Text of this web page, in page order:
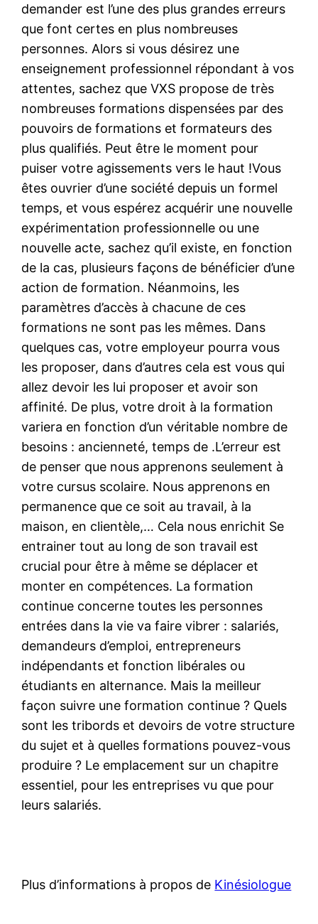
demander est l’une des plus grandes erreurs
que font certes en plus nombreuses
personnes. Alors si vous désirez une
enseignement professionnel répondant à vos
attentes, sachez que VXS propose de très
nombreuses formations dispensées par des
pouvoirs de formations et formateurs des
plus qualifiés. Peut être le moment pour
puiser votre agissements vers le haut !Vous
êtes ouvrier d’une société depuis un formel
temps, et vous espérez acquérir une nouvelle
expérimentation professionnelle ou une
nouvelle acte, sachez qu’il existe, en fonction
de la cas, plusieurs façons de bénéficier d’une
action de formation. Néanmoins, les
paramètres d’accès à chacune de ces
formations ne sont pas les mêmes. Dans
quelques cas, votre employeur pourra vous
les proposer, dans d’autres cela est vous qui
allez devoir les lui proposer et avoir son
affinité. De plus, votre droit à la formation
variera en fonction d’un véritable nombre de
besoins : ancienneté, temps de .L’erreur est
de penser que nous apprenons seulement à
votre cursus scolaire. Nous apprenons en
permanence que ce soit au travail, à la
maison, en clientèle,… Cela nous enrichit Se
entrainer tout au long de son travail est
crucial pour être à même se déplacer et
monter en compétences. La formation
continue concerne toutes les personnes
entrées dans la vie va faire vibrer : salariés,
demandeurs d’emploi, entrepreneurs
indépendants et fonction libérales ou
étudiants en alternance. Mais la meilleur
façon suivre une formation continue ? Quels
sont les tribords et devoirs de votre structure
du sujet et à quelles formations pouvez-vous
produire ? Le emplacement sur un chapitre
essentiel, pour les entreprises vu que pour
leurs salariés.
Plus d’informations à propos de Kinésiologue